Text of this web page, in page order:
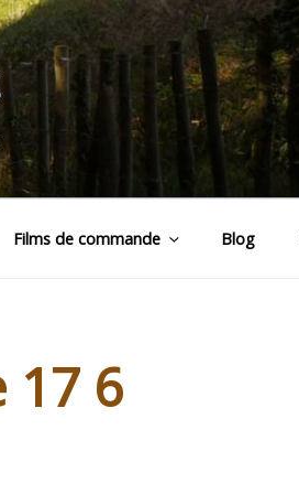
Films de commande Blog
17 6